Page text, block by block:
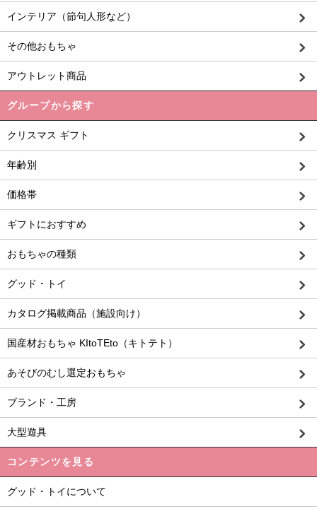
インテリア（節句人形など）
その他おもちゃ
アウトレット商品
グループから探す
クリスマス ギフト
年齢別
価格帯
ギフトにおすすめ
おもちゃの種類
グッド・トイ
カタログ掲載商品（施設向け）
国産材おもちゃ KItoTEto（キトテト）
あそびのむし選定おもちゃ
ブランド・工房
大型遊具
コンテンツを見る
グッド・トイについて